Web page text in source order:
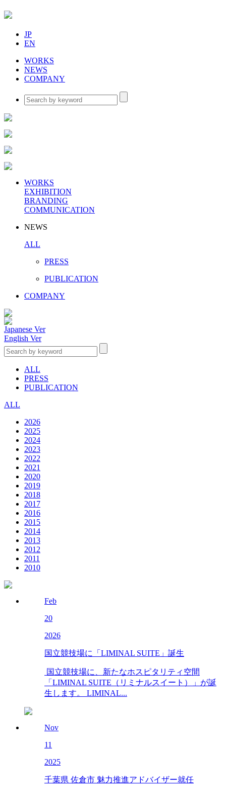
JP
EN
WORKS
NEWS
COMPANY
WORKS
EXHIBITION
BRANDING
COMMUNICATION
NEWS
ALL
PRESS
PUBLICATION
COMPANY
Japanese Ver
English Ver
ALL
PRESS
PUBLICATION
ALL
2026
2025
2024
2023
2022
2021
2020
2019
2018
2017
2016
2015
2014
2013
2012
2011
2010
Feb
20
2026
国立競技場に「LIMINAL SUITE」誕生
国立競技場に、新たなホスピタリティ空間
「LIMINAL SUITE（リミナルスイート）」が誕
生します。 LIMINAL...
Nov
11
2025
千葉県 佐倉市 魅力推進アドバイザー就任